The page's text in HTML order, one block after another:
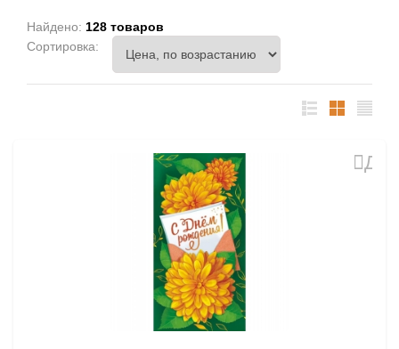
Найдено: 128 товаров
Сортировка: